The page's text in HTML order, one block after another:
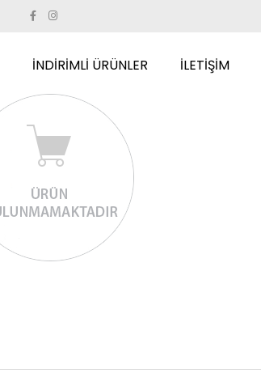
İNDİRİMLİ ÜRÜNLER İLETİŞİM